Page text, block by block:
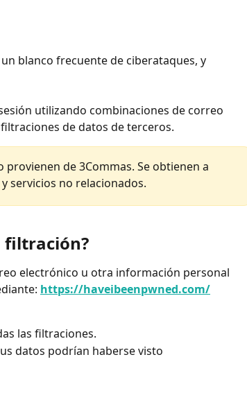
blanco frecuente de ciberataques, y
utilizando combinaciones de correo
de datos de terceros.
provienen de 3Commas. Se obtienen a
servicios no relacionados.
filtración?
electrónico u otra información personal
https://haveibeenpwned.com/
las filtraciones.
datos podrían haberse visto